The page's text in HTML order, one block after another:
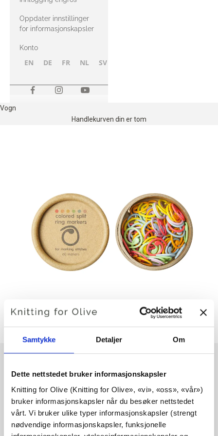
Samtykke Detaljer Om
Dette nettstedet bruker informasjonskapsler
Knitting for Olive (Knitting for Olive», «vi», «oss», «vår»)
bruker informasjonskapsler når du besøker nettstedet
vårt. Vi bruker ulike typer informasjonskapsler (strengt
nødvendige informasjonskapsler, funksjonelle
Oppdater innstillinger
for informasjonskapsler
Konto
EN DE FR NL SV
Vogn
Handlekurven din er tom
COCOKNITS FARGEDE
SPLITTRINGMARKØRER
€17,30